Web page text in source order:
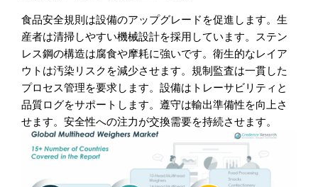
食品安全規則は設備のアップグレードを促進します。生
産者は清掃しやすい機械設計を採用しています。ステン
レス鋼の構造は腐食や摩耗に強いです。衛生的なレイア
ウトは汚染リスクを減少させます。規制監査は一貫した
プロセス管理を要求します。設備はトレーサビリティと
品質ログをサポートします。遵守は輸出準備性を向上さ
せます。安全性への注力が交換需要を持続させます。